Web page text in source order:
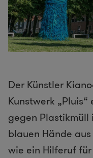
Der Künstler
Kunstwerk
gegen Plastikmüll
blauen Hände
wie ein Hilferuf